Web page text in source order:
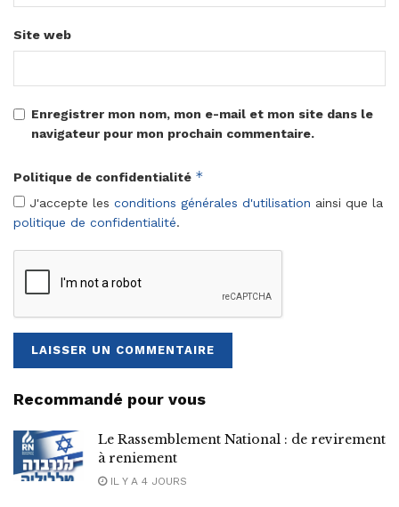
Site web
Enregistrer mon nom, mon e-mail et mon site dans le
navigateur pour mon prochain commentaire.
Politique de confidentialité *
J'accepte les conditions générales d'utilisation ainsi que la
politique de confidentialité.
Recommandé pour vous
Le Rassemblement National : de revirement
à reniement
IL Y A 4 JOURS